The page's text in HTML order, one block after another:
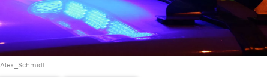
Alex_Schmidt